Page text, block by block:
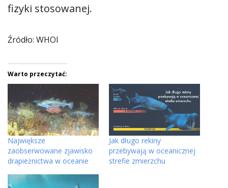
fizyki stosowanej.
Źródło: WHOI
Warto przeczytać:
Największe
zaobserwowane zjawisko
drapieżnictwa w oceanie
Jak długo rekiny
przebywają w oceanicznej
strefie zmierzchu